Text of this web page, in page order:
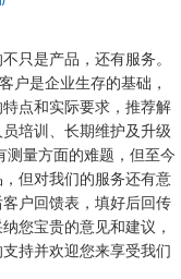
只是产品，还有服务。
户是企业生存的基础，
点和实际要求，推荐解
培训、长期维护及升级
测量方面的难题，但至今
但对我们的服务还有意
户回馈表，填好后回传
您宝贵的意见和建议，
持并欢迎您来享受我们